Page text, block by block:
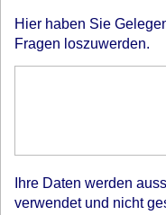
Hier haben Sie
Fragen loszuwerden.
Ihre Daten werden
verwendet und nicht